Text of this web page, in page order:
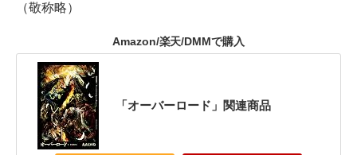
（敬称略）
Amazon/楽天/DMMで購入
「オーバーロード」関連商品